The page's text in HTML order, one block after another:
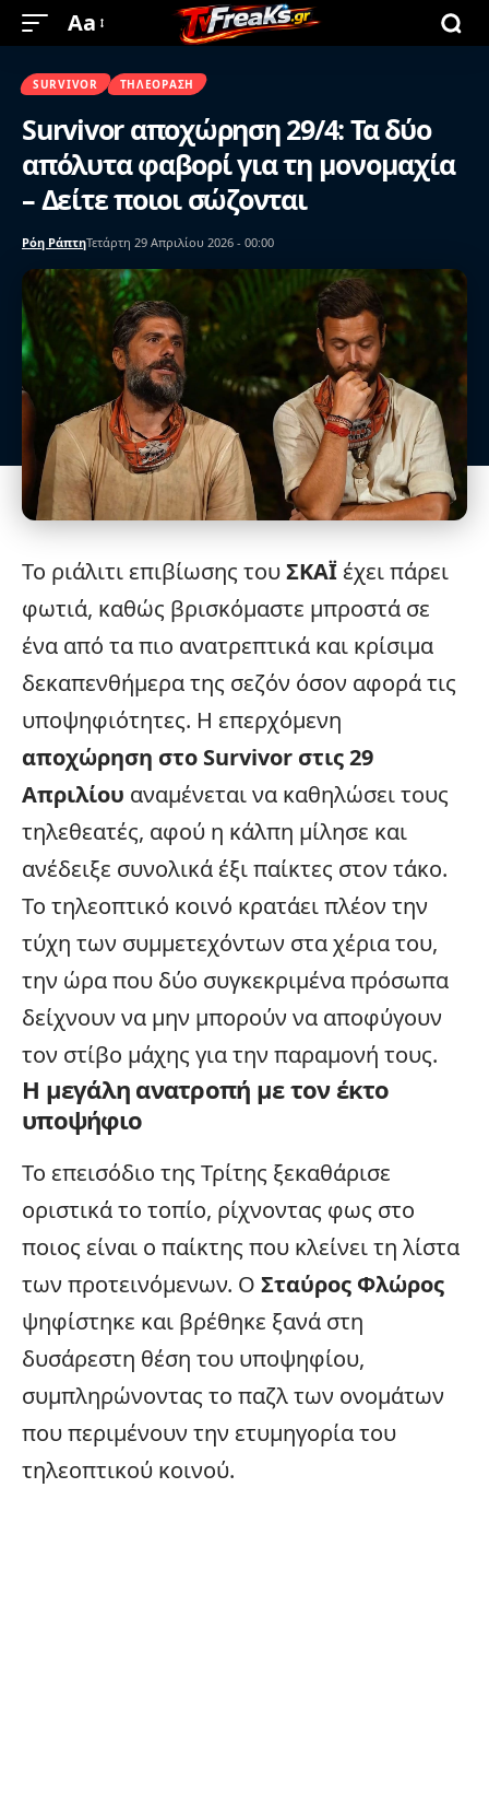
Aa
SURVIVOR ΤΗΛΕΌΡΑΣΗ
Survivor αποχώρηση 29/4: Τα δύο
απόλυτα φαβορί για τη μονομαχία
– Δείτε ποιοι σώζονται
Ρόη ΡάπτηΤετάρτη 29 Απριλίου 2026 - 00:00
Το ριάλιτι επιβίωσης τουΣΚΑΪ έχει πάρει
φωτιά, καθώς βρισκόμαστε μπροστά σε
ένα από τα πιο ανατρεπτικά και κρίσιμα
δεκαπενθήμερα της σεζόν όσον αφορά τις
υποψηφιότητες. Η επερχόμενη
αποχώρηση στο Survivor στις 29
Απριλίου αναμένεται να καθηλώσει τους
τηλεθεατές, αφού η κάλπη μίλησε και
ανέδειξε συνολικά έξι παίκτες στον τάκο.
Το τηλεοπτικό κοινό κρατάει πλέον την
τύχη των συμμετεχόντων στα χέρια του,
την ώρα που δύο συγκεκριμένα πρόσωπα
δείχνουν να μην μπορούν να αποφύγουν
τον στίβο μάχης για την παραμονή τους.
Η μεγάλη ανατροπή με τον έκτο
υποψήφιο
Το επεισόδιο της Τρίτης ξεκαθάρισε
οριστικά το τοπίο, ρίχνοντας φως στο
ποιος είναι ο παίκτης που κλείνει τη λίστα
των προτεινόμενων. Ο Σταύρος Φλώρος
ψηφίστηκε και βρέθηκε ξανά στη
δυσάρεστη θέση του υποψηφίου,
συμπληρώνοντας το παζλ των ονομάτων
που περιμένουν την ετυμηγορία του
τηλεοπτικού κοινού.